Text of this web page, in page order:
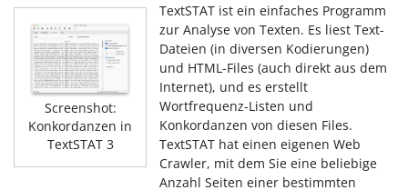
Screenshot:
Konkordanzen in
TextSTAT 3
TextSTAT ist ein einfaches Programm
zur Analyse von Texten. Es liest Text-
Dateien (in diversen Kodierungen)
und HTML-Files (auch direkt aus dem
Internet), und es erstellt
Wortfrequenz-Listen und
Konkordanzen von diesen Files.
TextSTAT hat einen eigenen Web
Crawler, mit dem Sie eine beliebige
Anzahl Seiten einer bestimmten